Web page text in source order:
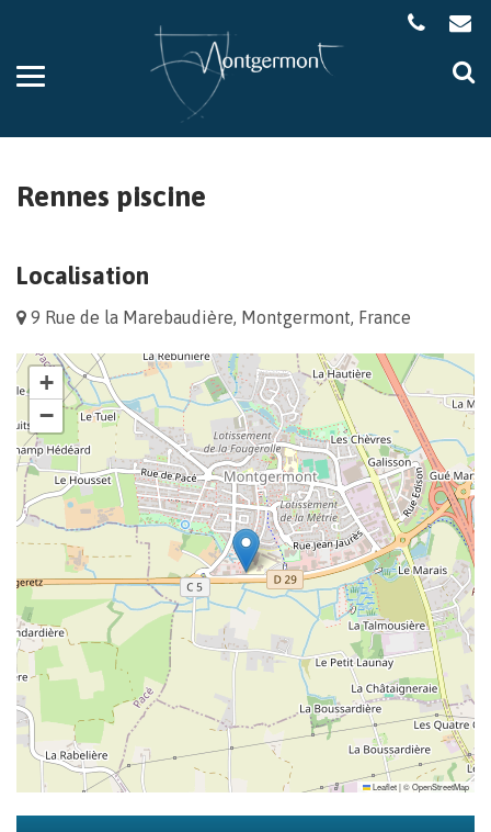
Aller
la
Rennes piscine
Localisation
9 Rue de la Marebaudière, Montgermont, France
+
−
Leaflet|©OpenStreetMap